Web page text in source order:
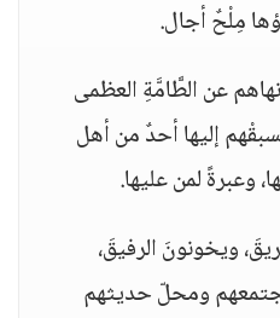
مِلْحٌ أجال.
عن الطَّامَّةِ العظمى
إليها أحدٌ من أهل
وعبرةً لمن عليها.
ويخونونَ الرفيقَ،
ومحلّ حديثهم